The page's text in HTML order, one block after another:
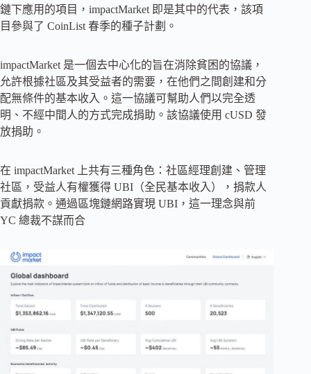
鏈下應用的項目，impactMarket 即是其中的代表，該項
目參與了 CoinList 春季的種子計劃。
impactMarket 是一個去中心化的旨在消除貧困的協議，
允許根據社區及其受益者的需要，在他們之間創建和分
配無條件的基本收入。這一協議可幫助人們以完全透
明、不經中間人的方式完成捐助。該協議使用 cUSD 發
放捐助。
在 impactMarket 上共有三種角色：社區經理創建、管理
社區，受益人有權獲得 UBI（全民基本收入），捐款人
貢獻捐款。通過區塊鏈網路實現 UBI，這一理念與前
YC 總裁不謀而合